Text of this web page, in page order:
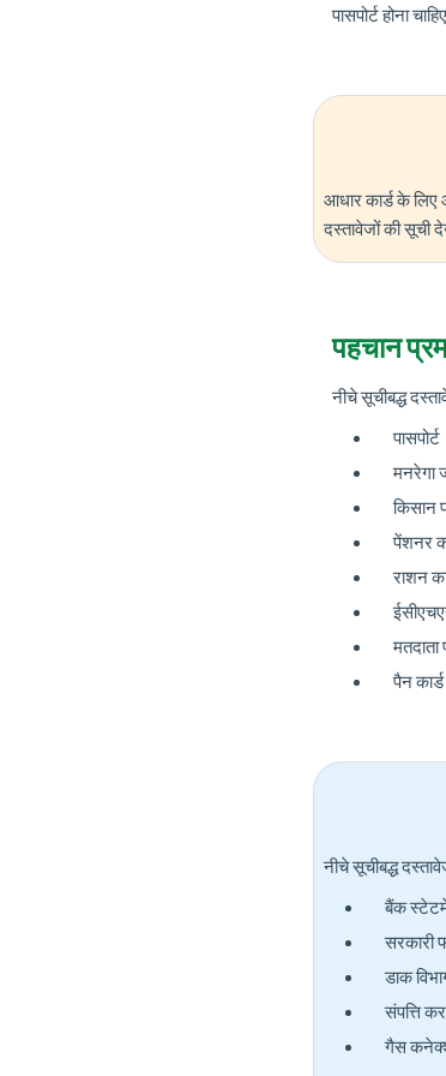
पासपोर्ट होना
आधार कार्ड के
दस्तावेजों की सूची
पहचान
नीचे सूचीबद्ध
पासपोर्ट
मनरेगा
किसान
पेंशनर
राशन
पैन कार्ड
नीचे सूचीबद्ध
बैंक
सरकारी
डाक
संपत्ति
गैस